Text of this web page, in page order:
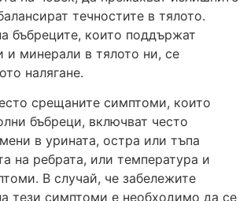
течностите в тялото.
бъбреците, които поддържат
и минерали в тялото ни, се
налягане.
срещаните симптоми, които
бъбреци, включват често
в урината, остра или тъпа
на ребрата, или температура и
В случай, че забележите
тези симптоми е необходимо да се